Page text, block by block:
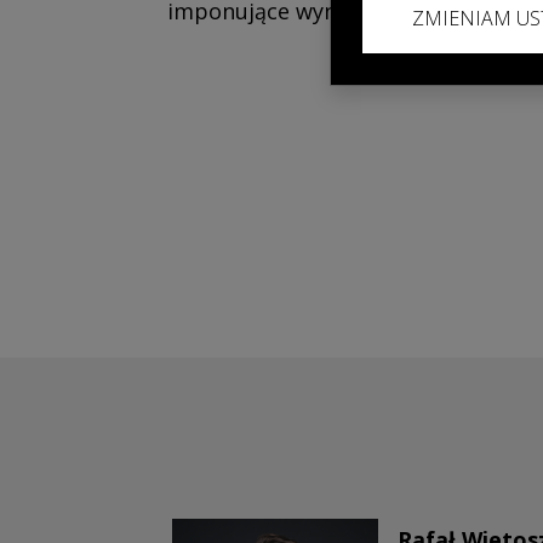
imponujące wyniki grupyZMIENIAM